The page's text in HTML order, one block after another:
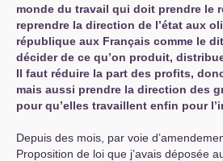
monde du travail qui doit prendre le
reprendre la direction de l’état aux
république aux Français comme le
décider de ce qu’on produit,
Il faut réduire la part des profits,
mais aussi prendre la direction des
pour qu’elles travaillent enfin pour
Depuis des mois, par voie
Proposition de loi que j’avais déposée